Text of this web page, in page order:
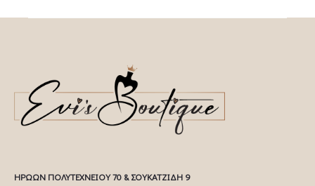
ΗΡΩΩΝ ΠΟΛΥΤΕΧΝΕΙΟΥ 70 & ΣΟΥΚΑΤΖΙΔΗ 9